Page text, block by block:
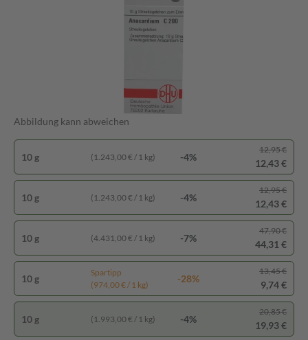
Abbildung kann abweichen
10 g (1.243,00 € / 1 kg) -4%
12,95 €
12,43 €
10 g (1.243,00 € / 1 kg) -4%
12,95 €
12,43 €
10 g (4.431,00 € / 1 kg) -7%
47,90 €
44,31 €
10 g
Spartipp
(974,00 € / 1 kg)
-28%
13,45 €
9,74 €
10 g (1.993,00 € / 1 kg) -4%
20,85 €
19,93 €